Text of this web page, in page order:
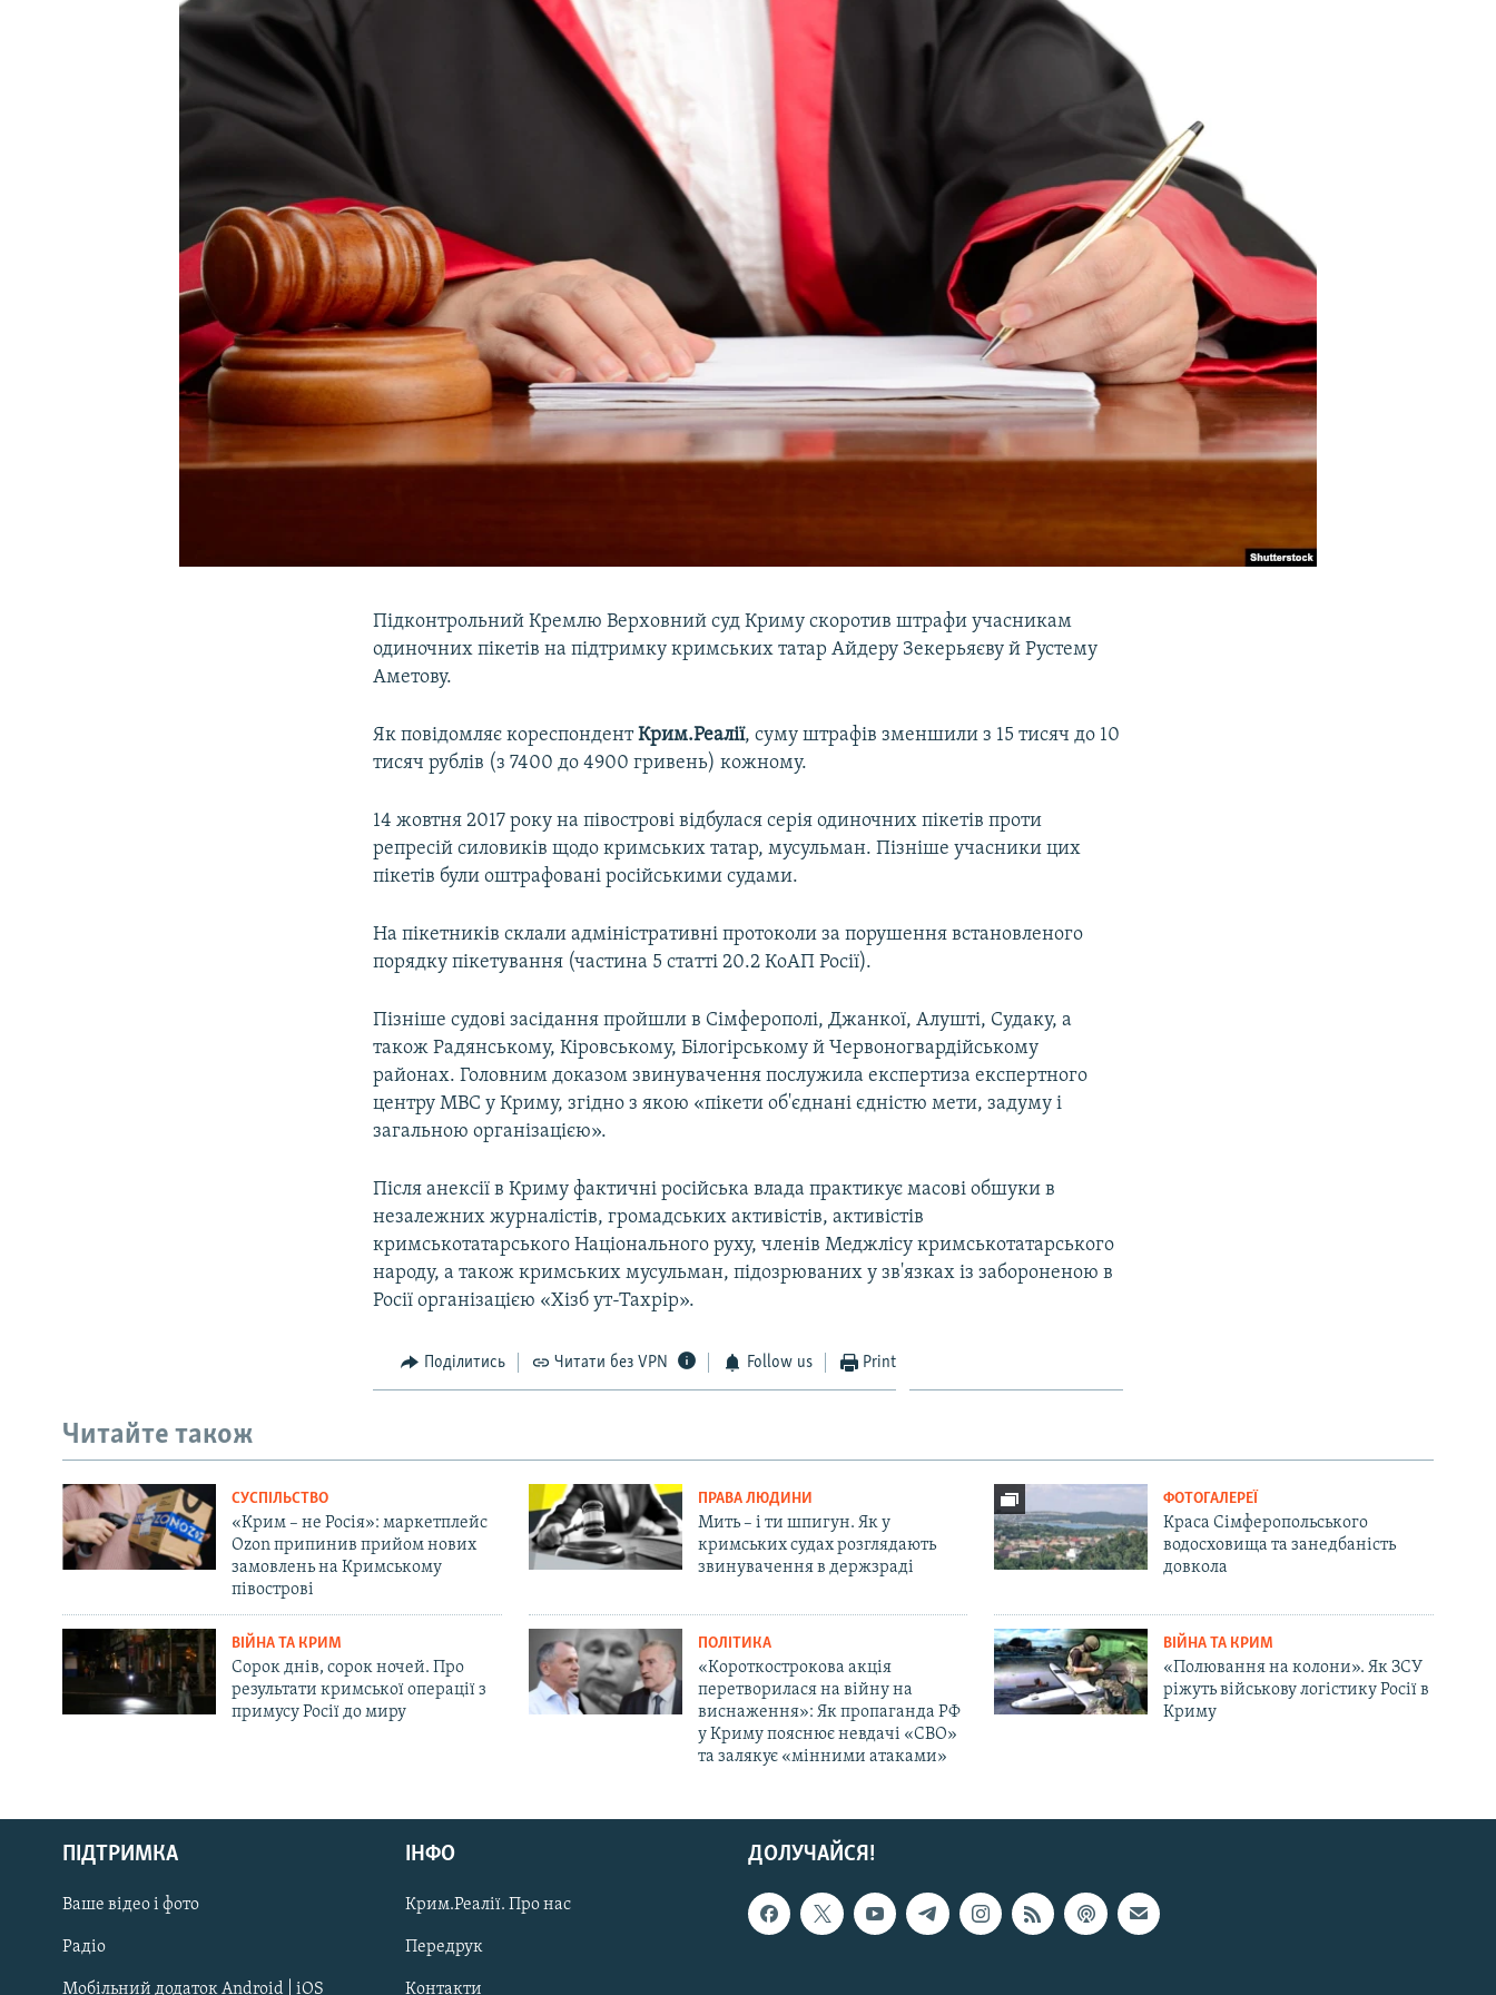
УКРАЇНСЬКА ПРОБЛЕМА КРИМУ
Русский
Qırımtatar
ДОЛУЧАЙСЯ!
Підконтрольний Кремлю Верховний суд Криму скоротив штрафи учасникам
одиночних пікетів на підтримку кримських татар Айдеру Зекерьяєву й Рустему
Аметову.
Як повідомляє кореспондентКрим.Реалії, суму штрафів зменшили з 15 тисяч до 10
тисяч рублів (з 7400 до 4900 гривень) кожному.
14 жовтня 2017 року на півострові відбулася серія одиночних пікетів проти
репресій силовиків щодо кримських татар, мусульман. Пізніше учасники цих
пікетів були оштрафовані російськими судами.
На пікетників склали адміністративні протоколи за порушення встановленого
порядку пікетування (частина 5 статті 20.2 КоАП Росії).
Пізніше судові засідання пройшли в Сімферополі, Джанкої, Алушті, Судаку, а
також Радянському, Кіровському, Білогірському й Червоногвардійському
районах. Головним доказом звинувачення послужила експертиза експертного
центру МВС у Криму, згідно з якою «пікети об'єднані єдністю мети, задуму і
загальною організацією».
Після анексії в Криму фактичні російська влада практикує масові обшуки в
незалежних журналістів, громадських активістів, активістів
кримськотатарського Національного руху, членів Меджлісу кримськотатарського
народу, а також кримських мусульман, підозрюваних у зв'язках із забороненою в
Росії організацією «Хізб ут-Тахрір».
Поділитись Читати без VPN Follow us Print
Читайте також
СУСПІЛЬСТВО
«Крим – не Росія»: маркетплейс
Ozon припинив прийом нових
замовлень на Кримському
півострові
ПРАВА ЛЮДИНИ
Мить – і ти шпигун. Як у
кримських судах розглядають
звинувачення в держзраді
ФОТОГАЛЕРЕЇ
Краса Сімферопольського
водосховища та занедбаність
довкола
ВІЙНА ТА КРИМ
Сорок днів, сорок ночей. Про
результати кримської операції з
примусу Росії до миру
ПОЛІТИКА
«Короткострокова акція
перетворилася на війну на
виснаження»: Як пропаганда РФ
у Криму пояснює невдачі «СВО»
та залякує «мінними атаками»
ВІЙНА ТА КРИМ
«Полювання на колони». Як ЗСУ
ріжуть військову логістику Росії в
Криму
ДОЛУЧАЙСЯ!
ПІДТРИМКА
Ваше відео і фото
Радіо
Мобільний додаток Android | iOS
ІНФО
Крим.Реалії. Про нас
Передрук
Контакти